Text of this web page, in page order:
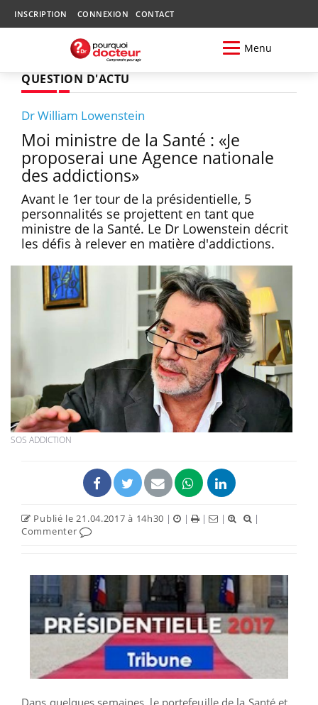
INSCRIPTION CONNEXION CONTACT
Menu
QUESTION D'ACTU
Dr William Lowenstein
Moi ministre de la Santé : «Je
proposerai une Agence nationale
des addictions»
Avant le 1er tour de la présidentielle, 5
personnalités se projettent en tant que
ministre de la Santé. Le Dr Lowenstein décrit
les défis à relever en matière d'addictions.
SOS ADDICTION
Publié le 21.04.2017 à 14h30 | | | |
|
Commenter
Dans quelques semaines, le portefeuille de la Santé et